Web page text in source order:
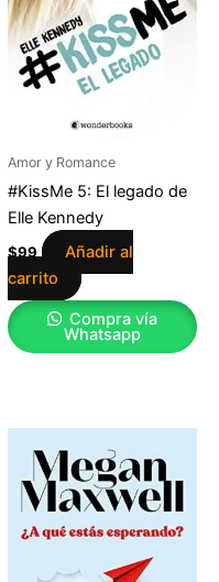
Amor y Romance
#KissMe 5: El legado de
Elle Kennedy
$99
Añadir al
carrito
Compra vía
Whatsapp